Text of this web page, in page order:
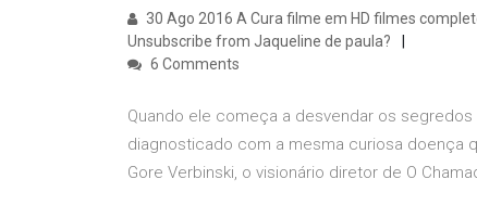
30 Ago 2016 A Cura filme em HD filmes
Unsubscribe from Jaqueline de paula?
6 Comments
Quando ele começa a desvendar os
diagnosticado com a mesma curiosa doença
Gore Verbinski, o visionário diretor de O